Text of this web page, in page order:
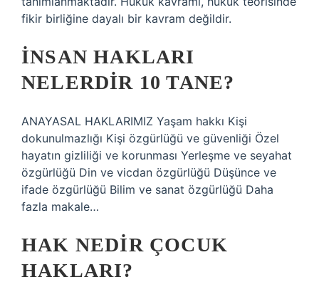
fikir birliğine dayalı bir kavram değildir.
İNSAN HAKLARI
NELERDIR 10 TANE?
ANAYASAL HAKLARIMIZ Yaşam hakkı Kişi
dokunulmazlığı Kişi özgürlüğü ve güvenliği Özel
hayatın gizliliği ve korunması Yerleşme ve seyahat
özgürlüğü Din ve vicdan özgürlüğü Düşünce ve
ifade özgürlüğü Bilim ve sanat özgürlüğü Daha
fazla makale…
HAK NEDIR ÇOCUK
HAKLARI?